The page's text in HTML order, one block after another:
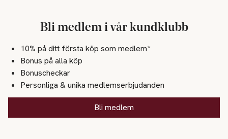
Bli medlem i vår kundklubb
10% på ditt första köp som medlem*
Bonus på alla köp
Bonuscheckar
Personliga & unika medlemserbjudanden
Bli medlem